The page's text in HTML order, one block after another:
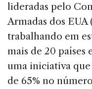
lideradas pelo
Armadas dos
trabalhando em
mais de 20 países
uma iniciativa
de 65% no